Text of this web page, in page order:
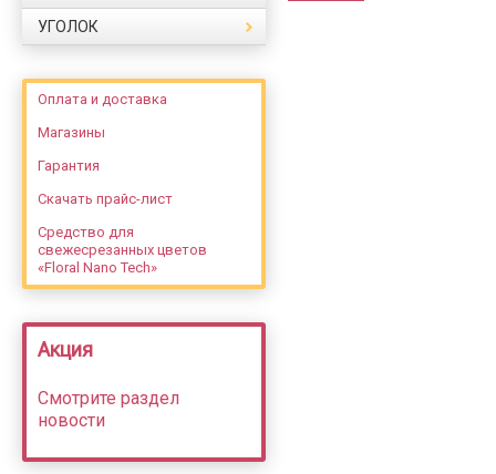
УГОЛОК
Оплата и доставка
Магазины
Гарантия
Скачать прайс-лист
Средство для
свежесрезанных цветов
«Floral Nano Tech»
Акция
Смотрите раздел
новости